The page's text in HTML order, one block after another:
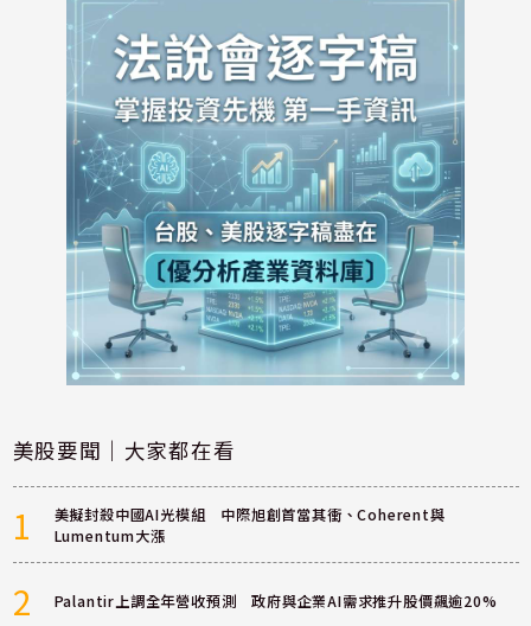
美股要聞｜大家都在看
1
美擬封殺中國AI光模組 中際旭創首當其衝、Coherent與
Lumentum大漲
2 Palantir上調全年營收預測 政府與企業AI需求推升股價飆逾20%